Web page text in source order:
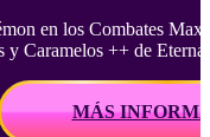
en los Combates
y Caramelos ++ de
MÁS